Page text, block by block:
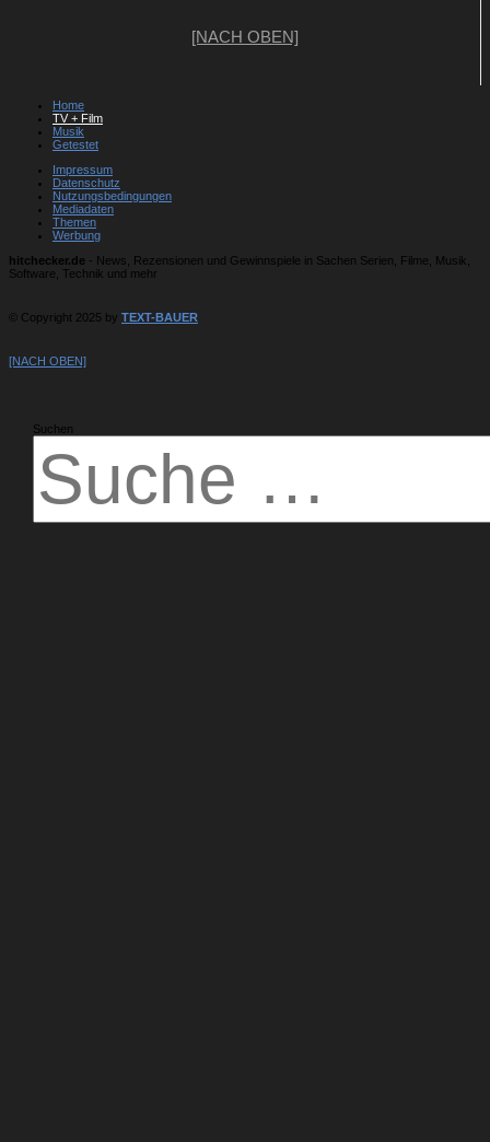
[NACH OBEN]
Home
TV + Film
Musik
Getestet
Impressum
Datenschutz
Nutzungsbedingungen
Mediadaten
Themen
Werbung
hitchecker.de - News, Rezensionen und Gewinnspiele in Sachen Serien, Filme, Musik,
Software, Technik und mehr
© Copyright 2025 by TEXT-BAUER
[NACH OBEN]
Suchen